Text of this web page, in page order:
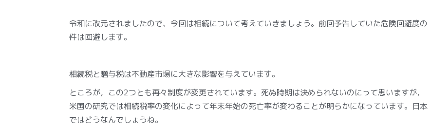
令和に改元されましたので、今回は相続について考えていきましょう。前回予告していた危険回避度の
件は回避します。
相続税と贈与税は不動産市場に大きな影響を与えています。
ところが，この2つとも再々制度が変更されています。死ぬ時期は決められないのにって思いますが，
米国の研究では相続税率の変化によって年末年始の死亡率が変わることが明らかになっています。日本
ではどうなんでしょうね。